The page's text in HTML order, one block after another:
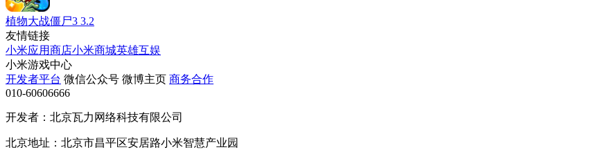
植物大战僵尸3 3.2
友情链接
小米应用商店小米商城英雄互娱
小米游戏中心
开发者平台 微信公众号 微博主页 商务合作
010-60606666
开发者：北京瓦力网络科技有限公司
北京地址：北京市昌平区安居路小米智慧产业园